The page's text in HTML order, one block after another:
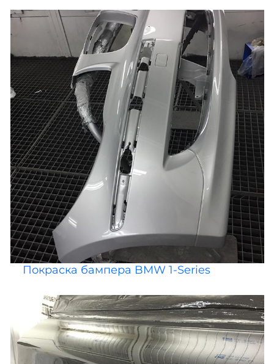
Покраска бампера BMW 1-Series